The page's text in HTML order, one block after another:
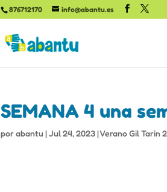
876712170 info@abantu.es
SEMANA 4 una
porabantu |Jul 24, 2023|Verano Gil Tarin